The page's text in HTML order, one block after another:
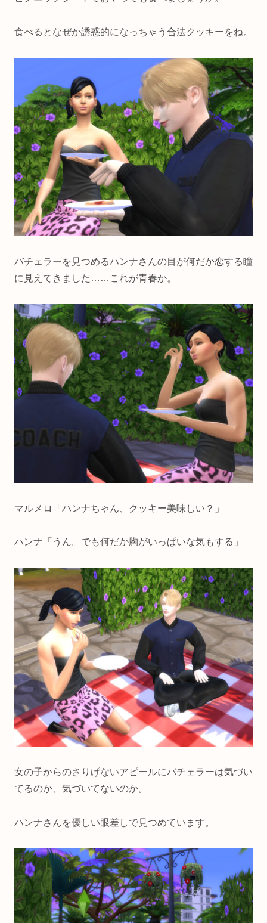
食べるとなぜか誘惑的になっちゃう合法クッキーをね。
バチェラーを見つめるハンナさんの目が何だか恋する瞳
に見えてきました……これが青春か。
マルメロ「ハンナちゃん、クッキー美味しい？」
ハンナ「うん。でも何だか胸がいっぱいな気もする」
女の子からのさりげないアピールにバチェラーは気づい
てるのか、気づいてないのか。
ハンナさんを優しい眼差しで見つめています。